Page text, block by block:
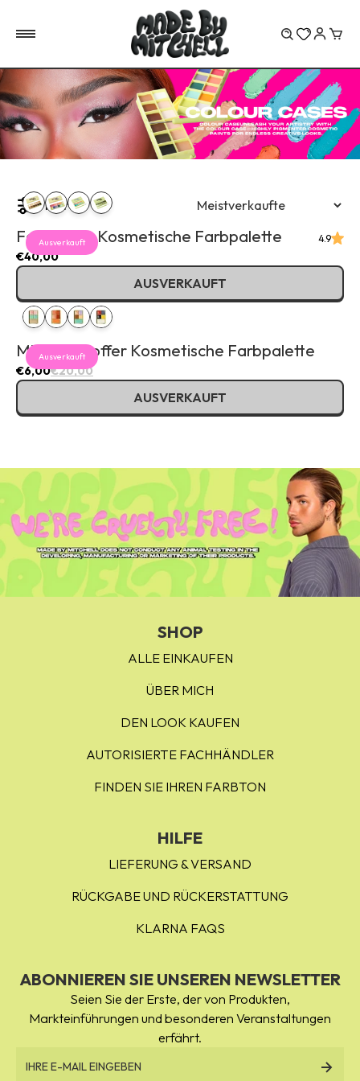
Filter
Farbkoffer Kosmetische Farbpalette 4.9
€40,00
AUSVERKAUFT
Ausverkauft
Mini Farbkoffer Kosmetische Farbpalette
€6,00€20,00
AUSVERKAUFT
Ausverkauft
SHOP
ALLE EINKAUFEN
ÜBER MICH
DEN LOOK KAUFEN
AUTORISIERTE FACHHÄNDLER
FINDEN SIE IHREN FARBTON
ABONNIEREN SIE UNSEREN NEWSLETTER
Seien Sie der Erste, der von Produkten,
Markteinführungen und besonderen Veranstaltungen
erfährt.
HILFE
LIEFERUNG & VERSAND
RÜCKGABE UND RÜCKERSTATTUNG
KLARNA FAQS